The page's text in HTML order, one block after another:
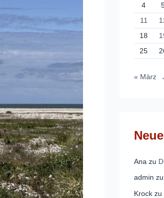
4
11
18
25
« März
Ana zu
admin zu
Krock zu